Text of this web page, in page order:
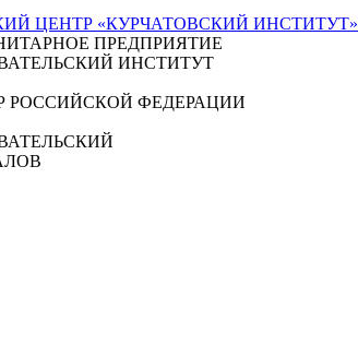
ЦЕНТР «КУРЧАТОВСКИЙ ИНСТИТУТ»
ПРЕДПРИЯТИЕ
ИНСТИТУТ
РОССИЙСКОЙ ФЕДЕРАЦИИ